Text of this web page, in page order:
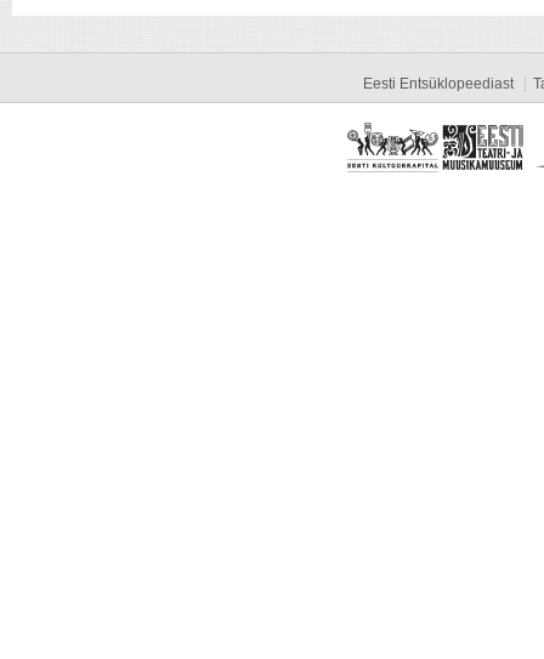
Eesti Entsüklopeediast